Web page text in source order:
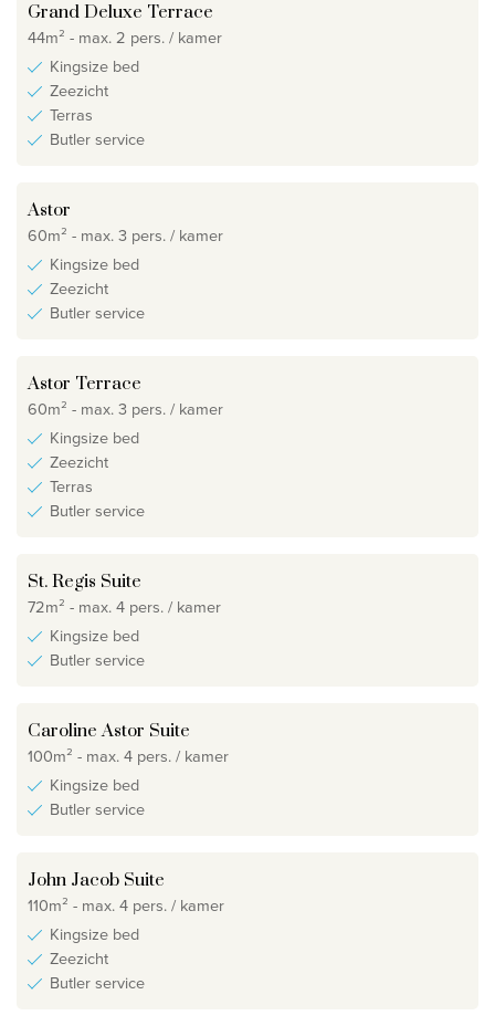
Grand Deluxe Terrace
44m² - max. 2 pers. / kamer
Kingsize bed
Zeezicht
Terras
Butler service
Astor
60m² - max. 3 pers. / kamer
Kingsize bed
Zeezicht
Butler service
Astor Terrace
60m² - max. 3 pers. / kamer
Kingsize bed
Zeezicht
Terras
Butler service
St. Regis Suite
72m² - max. 4 pers. / kamer
Kingsize bed
Butler service
Caroline Astor Suite
100m² - max. 4 pers. / kamer
Kingsize bed
Butler service
John Jacob Suite
110m² - max. 4 pers. / kamer
Kingsize bed
Zeezicht
Butler service